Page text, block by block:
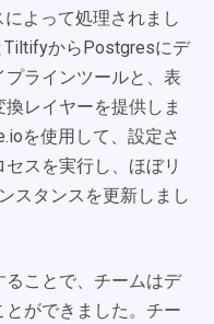
よって処理されまし
TiltifyからPostgresにデ
ラインツールと、表
レイヤーを提供しま
を使用して、設定さ
スを実行し、ほぼリ
スタンスを更新しまし
ことで、チームはデ
ができました。チー